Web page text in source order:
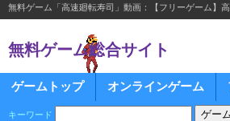
無料ゲーム「高速廻転寿司」動画：【フリーゲーム
無料ゲーム総合サイト
ゲームトップ オンラインゲーム
キーワード